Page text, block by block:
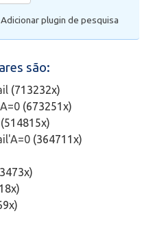
Adicionar plugin de pesquisa
são:
(713232x)
(673251x)
(514815x)
(364711x)